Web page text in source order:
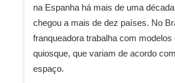
na Espanha há mais de uma
chegou a mais de dez países. No
franqueadora trabalha com modelos
quiosque, que variam de acordo
espaço.